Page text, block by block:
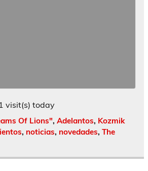
visit(s) today
Of Lions", Adelantos, Kozmik
, noticias, novedades, The